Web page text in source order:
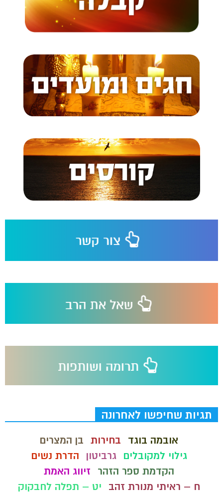
תגיות שחיפשו לאחרונה
אובמה בוגד בחירות בן המצרים
גילוי למקובלים
גרביטון
הדרת נשים
הקדמת ספר הזהר
זיווג האמת
ח – ראיתי מנורת זהב
יט – תפלה לחבקוק